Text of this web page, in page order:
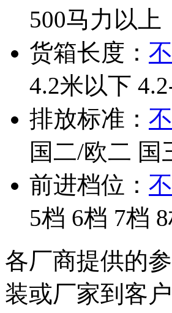
500马力以上
货箱长度：
4.2米以下
排放标准：
国二/欧二 国
前进档位：
5档 6档 7档
各厂商提供的
装或厂家到客